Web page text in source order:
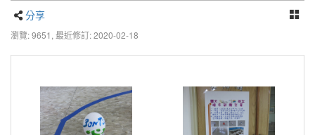
分享
瀏覽: 9651, 最近修訂: 2020-02-18